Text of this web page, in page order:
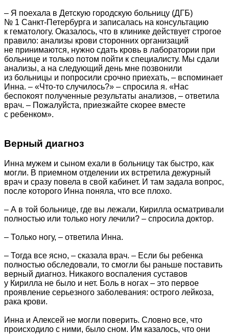
– Я поехала в Детскую городскую больницу (ДГБ)
№ 1 Санкт-Петербурга и записалась на консультацию
к гематологу. Оказалось, что в клинике действует строгое
правило: анализы крови сторонних организаций
не принимаются, нужно сдать кровь в лаборатории при
больнице и только потом пойти к специалисту. Мы сдали
анализы, а на следующий день мне позвонили
из больницы и попросили срочно приехать, – вспоминает
Инна. – «Что-то случилось?» – спросила я. «Нас
беспокоят полученные результаты анализов, – ответила
врач. – Пожалуйста, приезжайте скорее вместе
с ребенком».
Верный диагноз
Инна мужем и сыном ехали в больницу так быстро, как
могли. В приемном отделении их встретила дежурный
врач и сразу повела в свой кабинет. И там задала вопрос,
после которого Инна поняла, что все плохо.
– А в той больнице, где вы лежали, Кирилла осматривали
полностью или только ногу лечили? – спросила доктор.
– Только ногу, – ответила Инна.
– Тогда все ясно, – сказала врач. – Если бы ребенка
полностью обследовали, то смогли бы раньше поставить
верный диагноз. Никакого воспаления суставов
у Кирилла не было и нет. Боль в ногах – это первое
проявление серьезного заболевания: острого лейкоза,
рака крови.
Инна и Алексей не могли поверить. Словно все, что
происходило с ними, было сном. Им казалось, что они